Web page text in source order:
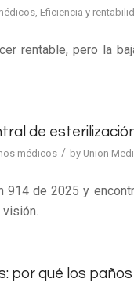
, Eficiencia y
rentable, pero la
de
médicos / by Union
914 de 2025 y
visión.
por qué los